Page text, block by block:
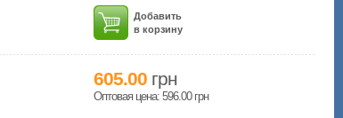
Добавить
в корзину
605.00 грн
Оптовая цена: 596.00 грн